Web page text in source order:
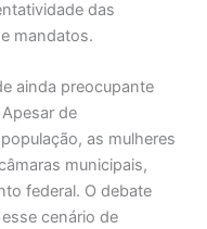
das
mandatos.
ainda preocupante
de
as mulheres
municipais,
federal. O debate
cenário de